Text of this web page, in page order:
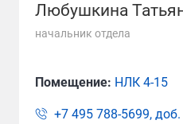
Любушкина
начальник отдела
Помещение: НЛК 4-15
+7 495 788-5699, доб.